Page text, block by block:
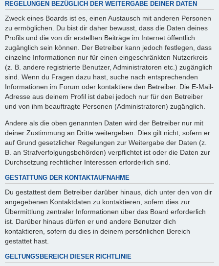
REGELUNGEN BEZÜGLICH DER WEITERGABE DEINER DATEN
Zweck eines Boards ist es, einen Austausch mit anderen Personen
zu ermöglichen. Du bist dir daher bewusst, dass die Daten deines
Profils und die von dir erstellten Beiträge im Internet öffentlich
zugänglich sein können. Der Betreiber kann jedoch festlegen, dass
einzelne Informationen nur für einen eingeschränkten Nutzerkreis
(z. B. andere registrierte Benutzer, Administratoren etc.) zugänglich
sind. Wenn du Fragen dazu hast, suche nach entsprechenden
Informationen im Forum oder kontaktiere den Betreiber. Die E-Mail-
Adresse aus deinem Profil ist dabei jedoch nur für den Betreiber
und von ihm beauftragte Personen (Administratoren) zugänglich.
Andere als die oben genannten Daten wird der Betreiber nur mit
deiner Zustimmung an Dritte weitergeben. Dies gilt nicht, sofern er
auf Grund gesetzlicher Regelungen zur Weitergabe der Daten (z.
B. an Strafverfolgungsbehörden) verpflichtet ist oder die Daten zur
Durchsetzung rechtlicher Interessen erforderlich sind.
GESTATTUNG DER KONTAKTAUFNAHME
Du gestattest dem Betreiber darüber hinaus, dich unter den von dir
angegebenen Kontaktdaten zu kontaktieren, sofern dies zur
Übermittlung zentraler Informationen über das Board erforderlich
ist. Darüber hinaus dürfen er und andere Benutzer dich
kontaktieren, sofern du dies in deinem persönlichen Bereich
gestattet hast.
GELTUNGSBEREICH DIESER RICHTLINIE